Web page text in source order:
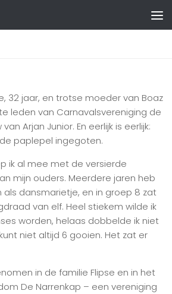
32 jaar, en trotse moeder van Boaz
leden van Carnavalsvereniging de
Arjan Junior. En eerlijk is eerlijk:
paplepel ingegoten.
ik al mee met de versierde
mijn ouders. Meerdere jaren heb
dansmarietje, en in groep 8 zat
van elf. Heel stiekem wilde ik
worden, helaas dobbelde ik niet
niet altijd 6 gooien. Het zat er
in de familie Flipse en in het
De Narrenkap – een vereniging